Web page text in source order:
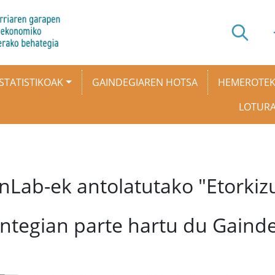
GAINDEGIAREN HOTSA
ek antolatutako
parte hartu du